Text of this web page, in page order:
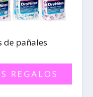
de pañales
REGALOS